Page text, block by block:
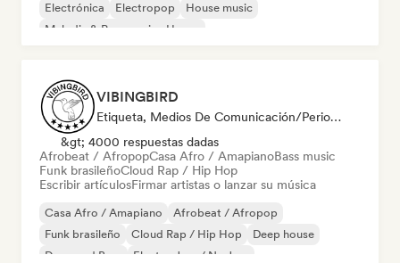
Electrónica
Electropop
House music
Melodic & Progressive House
VIBINGBIRD
Etiqueta, Medios De Comunicación/Periodista
&gt; 4000 respuestas dadas
Afrobeat / AfropopCasa Afro / AmapianoBass music
Funk brasileñoCloud Rap / Hip Hop
Escribir artículosFirmar artistas o lanzar su música
Casa Afro / Amapiano
Afrobeat / Afropop
Funk brasileño
Cloud Rap / Hip Hop
Deep house
Drum and Bass
Electro Jazz / Nu Jazz